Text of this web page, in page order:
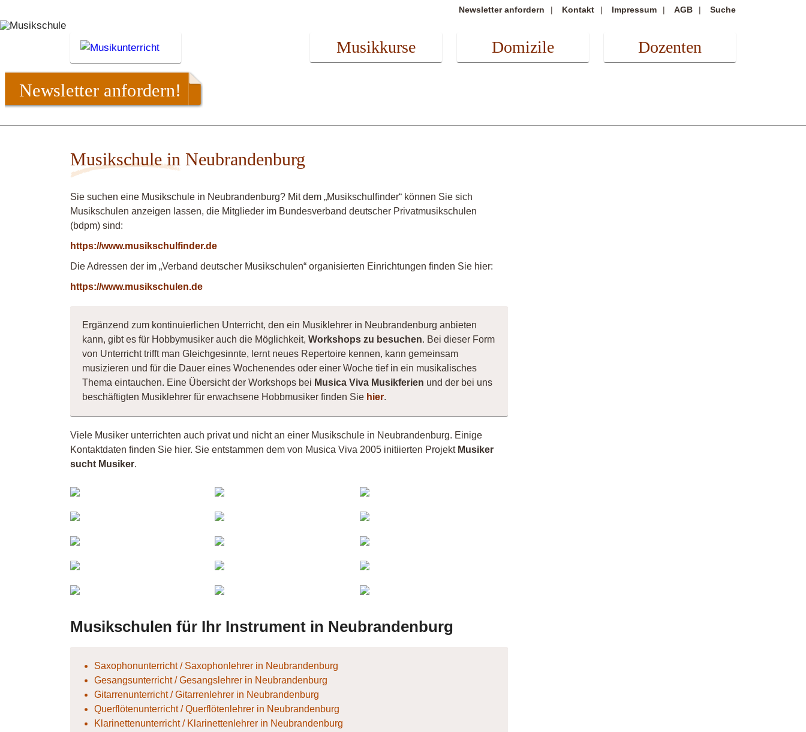
Newsletter anfordern Kontakt Impressum AGB Suche
Musikkurse Domizile Dozenten
Newsletter anfordern!
Musikschule in Neubrandenburg
Sie suchen eine Musikschule in Neubrandenburg? Mit dem „Musikschulfinder“ können Sie sich
Musikschulen anzeigen lassen, die Mitglieder im Bundesverband deutscher Privatmusikschulen
(bdpm) sind:
https://www.musikschulfinder.de
Die Adressen der im „Verband deutscher Musikschulen“ organisierten Einrichtungen finden Sie hier:
https://www.musikschulen.de
Ergänzend zum kontinuierlichen Unterricht, den ein Musiklehrer in Neubrandenburg anbieten
kann, gibt es für Hobbymusiker auch die Möglichkeit, Workshops zu besuchen. Bei dieser Form
von Unterricht trifft man Gleichgesinnte, lernt neues Repertoire kennen, kann gemeinsam
musizieren und für die Dauer eines Wochenendes oder einer Woche tief in ein musikalisches
Thema eintauchen. Eine Übersicht der Workshops bei Musica Viva Musikferien und der bei uns
beschäftigten Musiklehrer für erwachsene Hobbmusiker finden Sie hier.
Viele Musiker unterrichten auch privat und nicht an einer Musikschule in Neubrandenburg. Einige
Kontaktdaten finden Sie hier. Sie entstammen dem von Musica Viva 2005 initiierten Projekt Musiker
sucht Musiker.
Musikschulen für Ihr Instrument in Neubrandenburg
Saxophonunterricht / Saxophonlehrer in Neubrandenburg
Gesangsunterricht / Gesangslehrer in Neubrandenburg
Gitarrenunterricht / Gitarrenlehrer in Neubrandenburg
Querflötenunterricht / Querflötenlehrer in Neubrandenburg
Klarinettenunterricht / Klarinettenlehrer in Neubrandenburg